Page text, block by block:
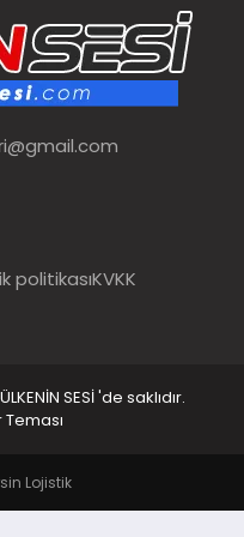
politikasıKVKK
SESİ 'de saklıdır.
Lojistik